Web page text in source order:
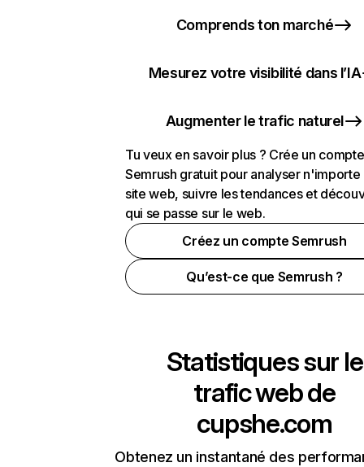
Comprends ton marché
Mesurez votre visibilité dans l’IA
Augmenter le trafic naturel
Tu veux en savoir plus ? Crée un compte
Semrush gratuit pour analyser n'importe
site web, suivre les tendances et
qui se passe sur le web.
Créez un compte Semrush
Qu’est-ce que Semrush ?
Statistiques sur le
trafic web de
cupshe.com
Obtenez un instantané des